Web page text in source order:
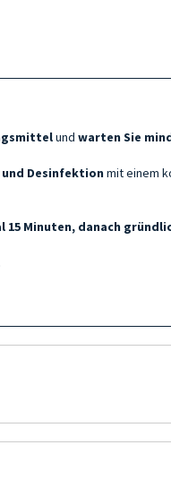
und warten Sie
Desinfektion mit einem
Minuten, danach